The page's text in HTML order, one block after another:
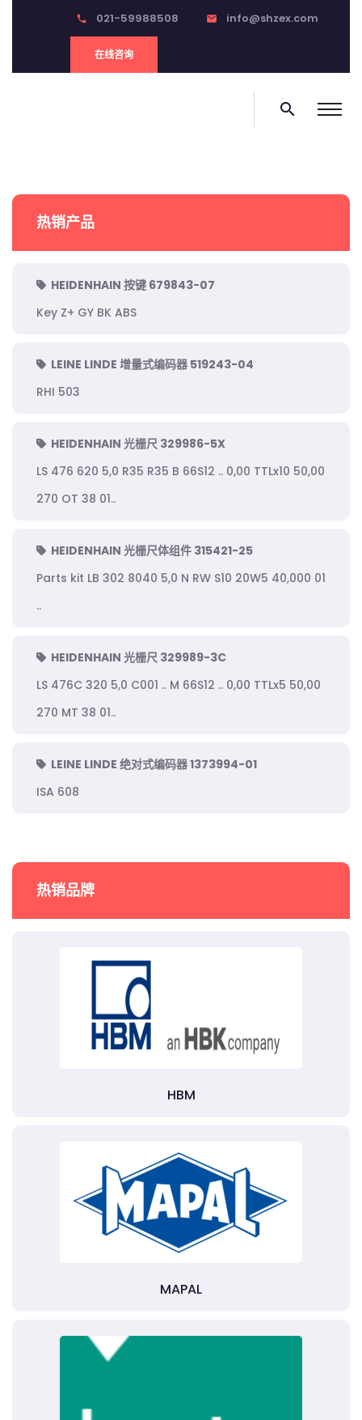
phone 021-59988508 email info@shzex.com
在线咨询
search
热销产品
HEIDENHAIN 按键 679843-07
Key Z+ GY BK ABS
LEINE LINDE 增量式编码器 519243-04
RHI 503
HEIDENHAIN 光栅尺 329986-5X
LS 476 620 5,0 R35 R35 B 66S12 .. 0,00 TTLx10 50,00
270 OT 38 01..
HEIDENHAIN 光栅尺体组件 315421-25
Parts kit LB 302 8040 5,0 N RW S10 20W5 40,000 01
..
HEIDENHAIN 光栅尺 329989-3C
LS 476C 320 5,0 C001 .. M 66S12 .. 0,00 TTLx5 50,00
270 MT 38 01..
LEINE LINDE 绝对式编码器 1373994-01
ISA 608
热销品牌
HBM
MAPAL